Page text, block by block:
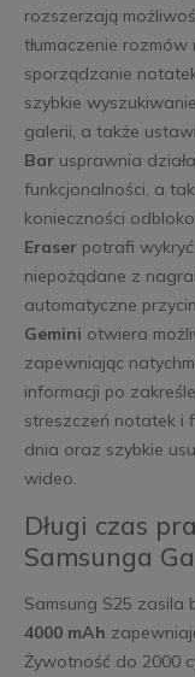
rozszerzają
tłumaczenie
sporządzanie
szybkie
galerii, a także
Barusprawnia
funkcjonalności, a
konieczności
Eraserpotrafi wykryć
niepożądane z
automatyczne
Gemini otwiera
zapewniając
informacji po
streszczeń notatek i
dnia oraz szybkie
wideo.
Długi czas
Samsunga
Samsung S25 zasila
4000 mAh
Żywotność do 2000